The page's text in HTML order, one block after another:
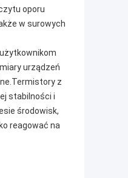
oporu
w surowych
urządzeń
z
stabilności i
środowisk,
reagować na